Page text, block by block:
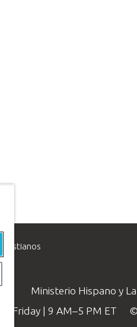
cristianos
Ministerio Hispano y
| 9 AM–5 PM ET